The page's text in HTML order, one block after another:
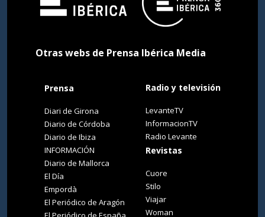
Otras webs de Prensa Ibérica Media
Prensa
Diari de Girona
Diario de Córdoba
Diario de Ibiza
INFORMACIÓN
Diario de Mallorca
El Día
Empordà
El Periódico de Aragón
Radio y televisión
LevanteTV
InformacionTV
Radio Levante
Revistas
Cuore
Stilo
Viajar
Woman